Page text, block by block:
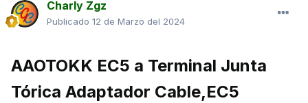
Charly Zgz
Publicado 12 de Marzo del 2024
AAOTOKK EC5 a Terminal Junta
Tórica Adaptador Cable,EC5